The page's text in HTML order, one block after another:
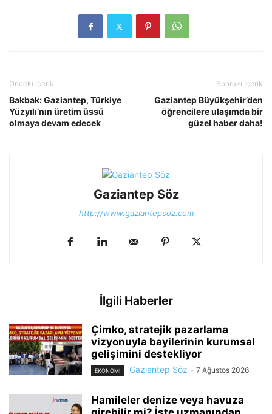
Önceki İçerik
Bakbak: Gaziantep, Türkiye
Yüzyılı’nın üretim üssü
olmaya devam edecek
Sonraki İçerik
Gaziantep Büyükşehir’den
öğrencilere ulaşımda bir
güzel haber daha!
Gaziantep Söz
http://www.gaziantepsoz.com
İlgili Haberler
Çimko, stratejik pazarlama
vizyonuyla bayilerinin kurumsal
gelişimini destekliyor
EKONOMI Gaziantep Söz - 7 Ağustos 2026
Hamileler denize veya havuza